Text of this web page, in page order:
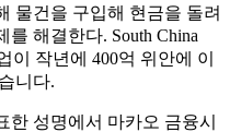
물건을 구입해 현금을 돌려
해결한다. South China
이 작년에 400억 위안에 이
니다.
한 성명에서 마카오 금융시